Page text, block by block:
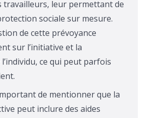
travailleurs, leur permettant de
sociale sur mesure.
de cette prévoyance
sur l’initiative et la
ce qui peut parfois
de mentionner que la
peut inclure des aides